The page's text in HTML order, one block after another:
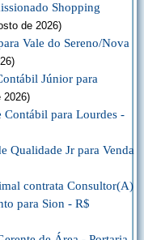
Shopping
de 2026)
Vale do Sereno/Nova
Júnior para
2026)
Contábil para Lourdes -
Qualidade Jr para Venda
contrata Consultor(A)
para Sion - R$